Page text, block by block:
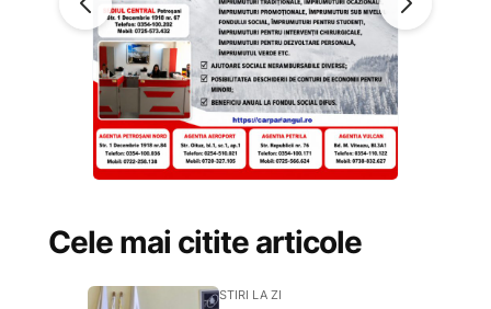
Cele mai citite articole
STIRI LA ZI